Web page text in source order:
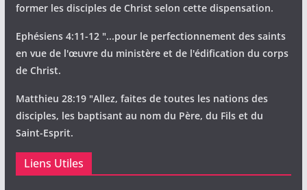
former les disciples de Christ selon cette dispensation.
Ephésiens 4:11-12 "...pour le perfectionnement des saints
en vue de l'œuvre du ministère et de l'édification du corps
de Christ.
Matthieu 28:19 "Allez, faites de toutes les nations des
disciples, les baptisant au nom du Père, du Fils et du
Saint-Esprit.
Liens Utiles